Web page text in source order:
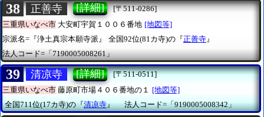
38 正善寺 [詳細]
[〒511-0286]
三重県いなべ市 大安町宇賀１００６番地 [地図等]
宗派名=『浄土真宗本願寺派』
全国92位(81カ寺)の『正善寺』
法人コード=「7190005008261」
39 清凉寺 [詳細]
[〒511-0511]
三重県いなべ市 藤原町市場４０６番地の１ [地図等]
全国711位(17カ寺)の『清凉寺』 法人コード=「9190005008342」